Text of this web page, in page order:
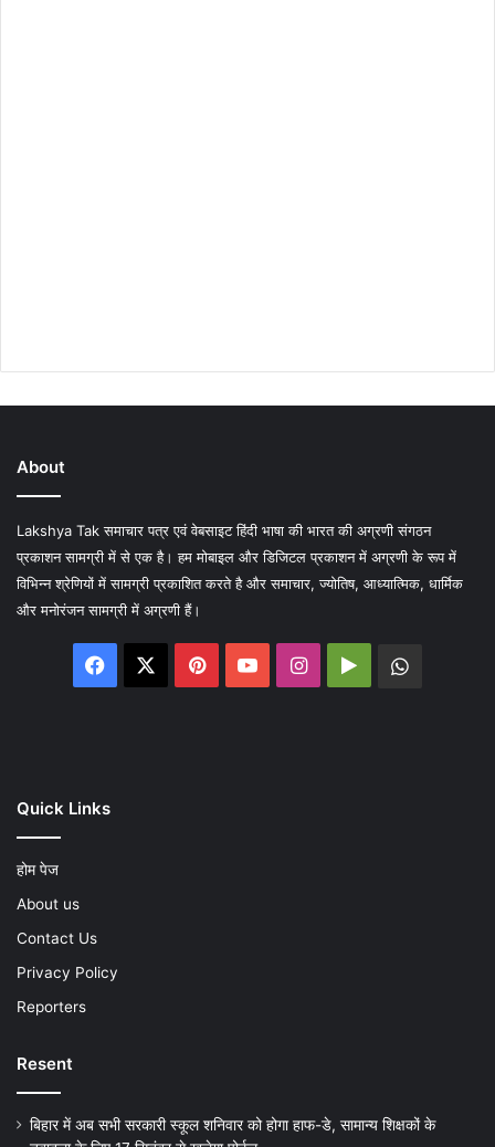
About
Lakshya Tak समाचार पत्र एवं वेबसाइट हिंदी भाषा की भारत की अग्रणी संगठन
प्रकाशन सामग्री में से एक है। हम मोबाइल और डिजिटल प्रकाशन में अग्रणी के रूप में
विभिन्न श्रेणियों में सामग्री प्रकाशित करते है और समाचार, ज्योतिष, आध्यात्मिक, धार्मिक
और मनोरंजन सामग्री में अग्रणी हैं।
Facebook PinterestYouTubeInstagram
Google
Quick Links
होम पेज
About us
Contact Us
Privacy Policy
Reporters
Resent
बिहार में अब सभी सरकारी स्कूल शनिवार को होगा हाफ-डे, सामान्य शिक्षकों के